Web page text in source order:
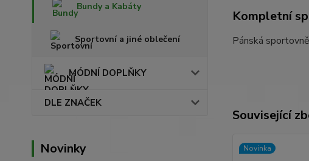
Bundy a Kabáty
Sportovní a jiné oblečení
MÓDNÍ DOPLŇKY
DLE ZNAČEK
Novinky
Kompletní
Pánská
Související
Novinka